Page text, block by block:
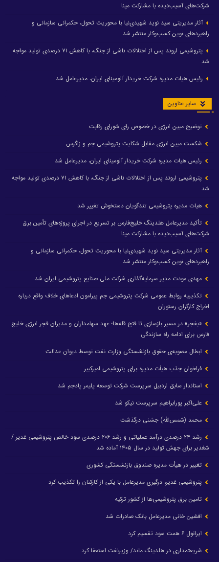
شرکت‌های آسیب‌دیده با مشارکت مپنا
آثار مدیریتی سید نوید شهیدی‌نیا با محوریت تحول، حکمرانی سازمانی و
راهبردهای نوین کسب‌وکار منتشر شد
پتروشیمی اروند پس از اختلالات ناشی از جنگ، با کاهش ۷۱ درصدی تولید مواجه
شد
رئیس هیات مدیره شرکت خریدار آلومینای ایران، مدیرعامل شد
سایر عناوین
توضیح مبین انرژی در خصوص رای شورای رقابت
شکست مبین انرژی مقابل شکایت پتروشیمی جم و زاگرس
رئیس هیات مدیره شرکت خریدار آلومینای ایران، مدیرعامل شد
پتروشیمی اروند پس از اختلالات ناشی از جنگ، با کاهش ۷۱ درصدی تولید مواجه
شد
هیات مدیره پتروشیمی تندگویان دستخوش تغییر شد
تأکید مدیرعامل هلدینگ خلیج‌فارس بر تسریع در اجرای پروژه‌های تأمین برق
شرکت‌های آسیب‌دیده با مشارکت مپنا
آثار مدیریتی سید نوید شهیدی‌نیا با محوریت تحول، حکمرانی سازمانی و
راهبردهای نوین کسب‌وکار منتشر شد
مهدی مودت مدیر سرمایه‌گذاری شرکت ملی صنایع پتروشیمی ایران شد
تکذیبیه روابط عمومی شرکت پتروشیمی جم پیرامون ادعاهای خلاف واقع درباره
اخراج کارگران رستوران
«بفجر» در مسیر بازسازی تا فتح قله‌ها؛ عهد سهامداران و مدیران فجر انرژی خلیج
فارس برای ادامه راه سازندگی
ابطال مصوبه‌ی حقوق بازنشستگی وزارت نفت توسط دیوان عدالت
فراخوان جذب هیأت مدیره برای پتروشیمی امیرکبیر
استاندار سابق اردبیل سرپرست شرکت توسعه پلیمر پادجم شد
علی‌اکبر پورابراهیم سرپرست نیکو شد
محمد (شمس‌الله) جشنی درگذشت
رشد ۲۴ درصدی درآمد عملیاتی و رشد ۲۰۶ درصدی سود خالص پتروشیمی غدیر /
شغدیر برای جهش تولید در سال ۱۴۰۵ آماده شد
تغییر در هیأت مدیره صندوق بازنشستگی کشوری
پتروشیمی غدیر، درگیری مدیرعامل با یکی از کارکنان را تکذیب کرد
تامین برق پتروشیمی‌ها از کشور ترکیه
افشین خانی مدیرعامل بانک صادرات شد
ایرانول ۶ همت سود تقسیم کرد
شریعتمداری در هلدینگ ماند/ وزیرنفت استعفا کرد